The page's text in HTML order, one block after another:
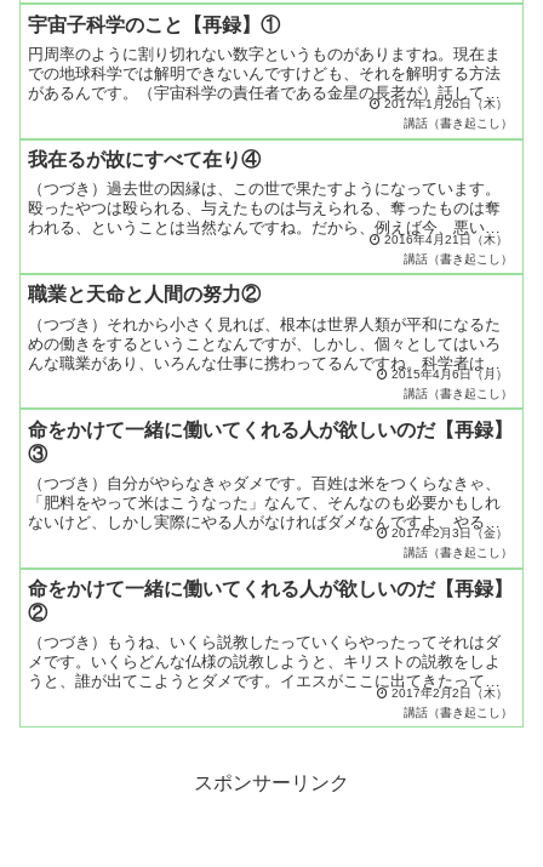
宇宙子科学のこと【再録】①
円周率のように割り切れない数字というものがありますね。現在ま
での地球科学では解明できないんですけども、それを解明する方法
があるんです。（宇宙科学の責任者である金星の長老が）話しても
いいって言うから話しますけれど、それは角度です。数と角度に
2017年1月26日（木）
講話（書き起こし）
我在るが故にすべて在り④
（つづき）過去世の因縁は、この世で果たすようになっています。
殴ったやつは殴られる、与えたものは与えられる、奪ったものは奪
われる、ということは当然なんですね。だから、例えば今、悪い境
遇に置かれて、自分がどんないいことをしても、人に与えても何
2016年4月21日（木）
講話（書き起こし）
職業と天命と人間の努力②
（つづき）それから小さく見れば、根本は世界人類が平和になるた
めの働きをするということなんですが、しかし、個々としてはいろ
んな職業があり、いろんな仕事に携わってるんですね。科学者は科
学者の天命を完うする。実業家は実業の天命を完うする。主婦は
2015年4月6日（月）
講話（書き起こし）
命をかけて一緒に働いてくれる人が欲しいのだ【再録】
③
（つづき）自分がやらなきゃダメです。百姓は米をつくらなきゃ、
「肥料をやって米はこうなった」なんて、そんなのも必要かもしれ
ないけど、しかし実際にやる人がなければダメなんですよ、やる人
がなければ。だから世界平和の祈りでも（それと同じように）や
2017年2月3日（金）
講話（書き起こし）
命をかけて一緒に働いてくれる人が欲しいのだ【再録】
②
（つづき）もうね、いくら説教したっていくらやったってそれはダ
メです。いくらどんな仏様の説教しようと、キリストの説教をしよ
うと、誰が出てこようとダメです。イエスがここに出てきたって、
お釈迦様がここにそのまま出てきたって、どんないかなる聖者が
2017年2月2日（木）
講話（書き起こし）
スポンサーリンク